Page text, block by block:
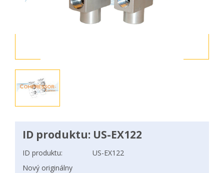
ID produktu: US-EX122
ID produktu:
US-EX122
Nový originálny